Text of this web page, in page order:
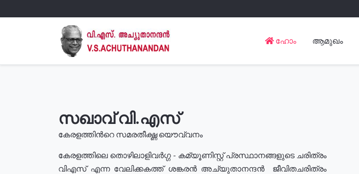
ഹോം ആമുഖം
സഖാവ് വി.എസ്
കേരളത്തിൻറെ സമരതീക്ഷ്ണ യൌവ്വനം
കേരളത്തിലെ തൊഴിലാളിവർഗ്ഗ - കമ്യൂണിസ്റ്റ് പ്രസ്ഥാനങ്ങളുടെ ചരിത്രം
വിഎസ് എന്ന വേലിക്കകത്ത് ശങ്കരൻ അച്യുതാനന്ദൻ ജീവിതചരിത്രം